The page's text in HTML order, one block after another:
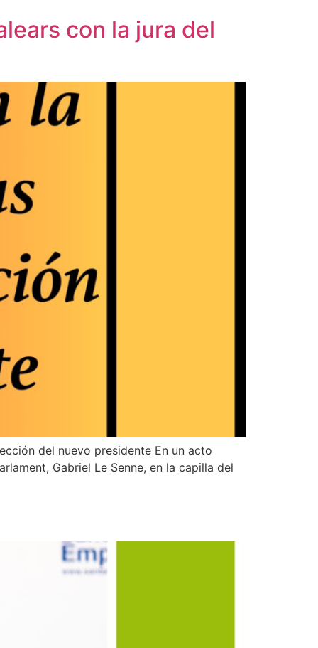
con la jura del
del nuevo presidente En un acto
Gabriel Le Senne, en la capilla del